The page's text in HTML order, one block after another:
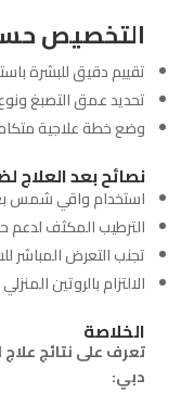
التخصيص
تقييم دقيق للبشرة
تحديد عمق التصبغ
وضع خطة علاجية
نصائح بعد العلاج
استخدام واقي شمس
الترطيب المكثف لدعم
تجنب التعرض المباشر
الالتزام بالروتين
الخلاصة
تعرف على نتائج علاج
دبي: